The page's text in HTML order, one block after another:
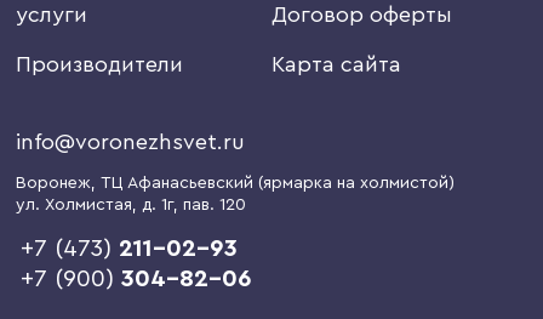
услуги
Производители
Договор оферты
Карта сайта
info@voronezhsvet.ru
Воронеж, ТЦ Афанасьевский (ярмарка на холмистой)
ул. Холмистая, д. 1г, пав. 120
+7 (473) 211-02-93
+7 (900)304-82-06